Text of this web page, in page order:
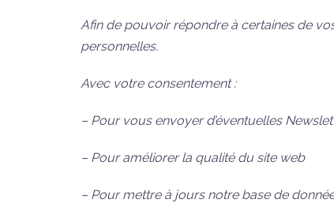
Afin de pouvoir répondre à certaines de
personnelles.
Avec votre consentement :
– Pour vous envoyer d’éventuelles
– Pour améliorer la qualité du site web
– Pour mettre à jours notre base de